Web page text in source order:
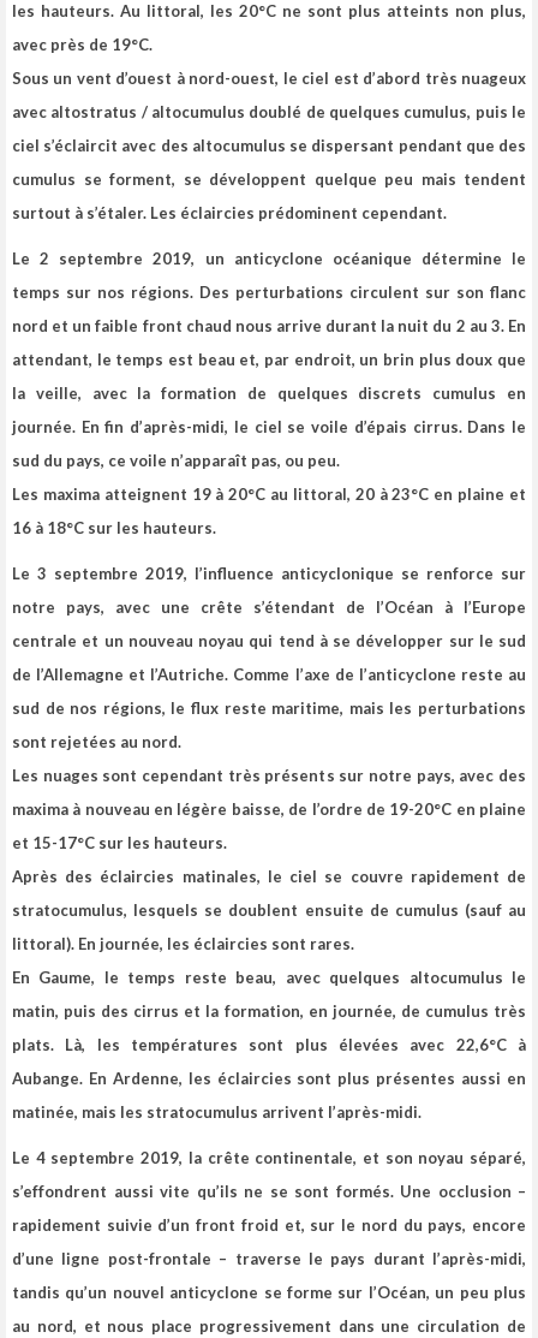
les hauteurs. Au littoral, les 20°C ne sont plus atteints non plus,
avec près de 19°C.
Sous un vent d’ouest à nord-ouest, le ciel est d’abord très nuageux
avec altostratus / altocumulus doublé de quelques cumulus, puis le
ciel s’éclaircit avec des altocumulus se dispersant pendant que des
cumulus se forment, se développent quelque peu mais tendent
surtout à s’étaler. Les éclaircies prédominent cependant.
Le 2 septembre 2019, un anticyclone océanique détermine le
temps sur nos régions. Des perturbations circulent sur son flanc
nord et un faible front chaud nous arrive durant la nuit du 2 au 3.En
attendant, le temps est beau et, par endroit, un brin plus doux que
la veille, avec la formation de quelques discrets cumulus en
journée. En fin d’après-midi, le ciel se voile d’épais cirrus. Dans le
sud du pays, ce voile n’apparaît pas, ou peu.
Les maxima atteignent 19 à 20°C au littoral, 20 à 23°C en plaine et
16 à 18°C sur les hauteurs.
Le 3 septembre 2019, l’influence anticyclonique se renforce sur
notre pays, avec une crête s’étendant de l’Océan à l’Europe
centrale et un nouveau noyau qui tend à se développer sur le sud
de l’Allemagne et l’Autriche. Comme l’axe de l’anticyclone reste au
sud de nos régions, le flux reste maritime, mais les perturbations
sont rejetées au nord.
Les nuages sont cependant très présents sur notre pays, avec des
maxima à nouveau en légère baisse, de l’ordre de 19-20°C en plaine
et 15-17°C sur les hauteurs.
Après des éclaircies matinales, le ciel se couvre rapidement de
stratocumulus, lesquels se doublent ensuite de cumulus (sauf au
littoral). En journée, les éclaircies sont rares.
En Gaume, le temps reste beau, avec quelques altocumulus le
matin, puis des cirrus et la formation, en journée, de cumulus très
plats. Là, les températures sont plus élevées avec 22,6°C à
Aubange. En Ardenne, les éclaircies sont plus présentes aussi en
matinée, mais les stratocumulus arrivent l’après-midi.
Le 4 septembre 2019, la crête continentale, et son noyau séparé,
s’effondrent aussi vite qu’ils ne se sont formés. Une occlusion –
rapidement suivie d’un front froid et, sur le nord du pays, encore
d’une ligne post-frontale – traverse le pays durant l’après-midi,
tandis qu’un nouvel anticyclone se forme sur l’Océan, un peu plus
au nord, et nous place progressivement dans une circulation de